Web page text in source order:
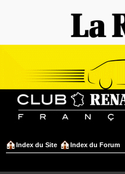
Index du Site Index du Forum